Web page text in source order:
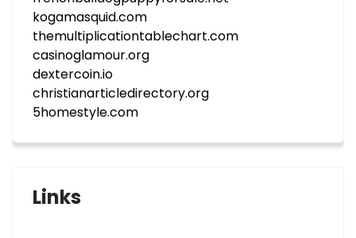
kogamasquid.com
themultiplicationtablechart.com
casinoglamour.org
dextercoin.io
christianarticledirectory.org
5homestyle.com
Links